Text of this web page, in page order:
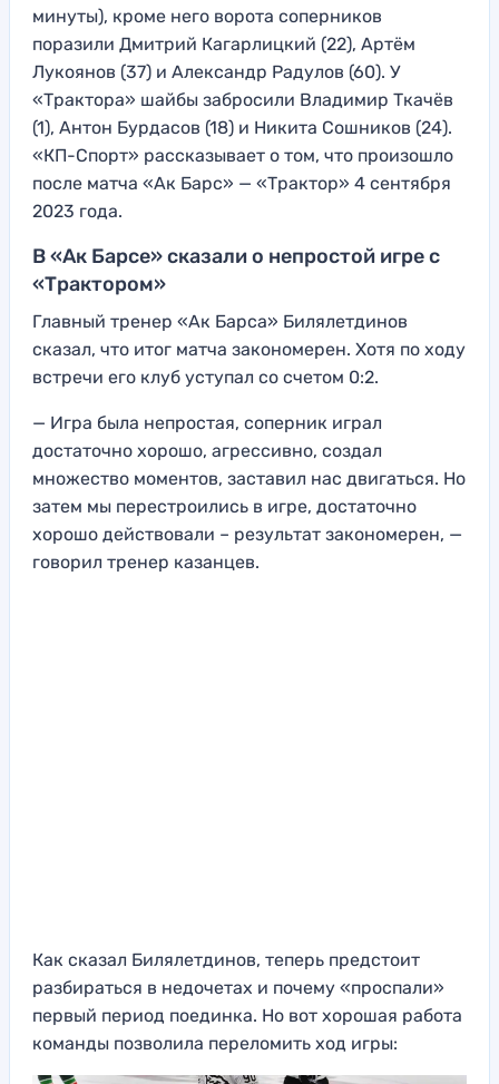
минуты), кроме него ворота соперников
поразили Дмитрий Кагарлицкий (22), Артём
Лукоянов (37) и Александр Радулов (60). У
«Трактора» шайбы забросили Владимир Ткачёв
(1), Антон Бурдасов (18) и Никита Сошников (24).
«КП-Спорт» рассказывает о том, что произошло
после матча «Ак Барс» — «Трактор» 4 сентября
2023 года.
В «Ак Барсе» сказали о непростой игре с
«Трактором»
Главный тренер «Ак Барса» Билялетдинов
сказал, что итог матча закономерен. Хотя по ходу
встречи его клуб уступал со счетом 0:2.
— Игра была непростая, соперник играл
достаточно хорошо, агрессивно, создал
множество моментов, заставил нас двигаться. Но
затем мы перестроились в игре, достаточно
хорошо действовали – результат закономерен, —
говорил тренер казанцев.
Как сказал Билялетдинов, теперь предстоит
разбираться в недочетах и почему «проспали»
первый период поединка. Но вот хорошая работа
команды позволила переломить ход игры: